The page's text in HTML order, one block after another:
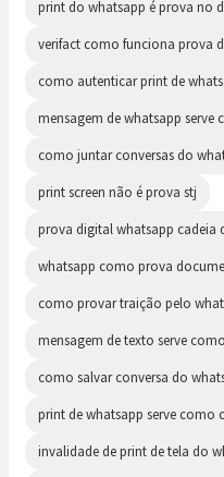
print do whatsapp é prova no
verifact como funciona prova
como autenticar print de
mensagem de whatsapp serve
como juntar conversas do
print screen não é prova stj
prova digital whatsapp cadeia
whatsapp como prova
como provar traição pelo
mensagem de texto serve
como salvar conversa do
print de whatsapp serve como
invalidade de print de tela do